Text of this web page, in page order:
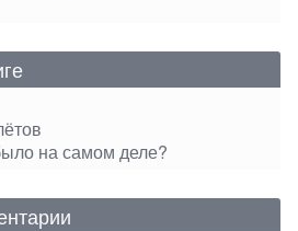
на самом деле?